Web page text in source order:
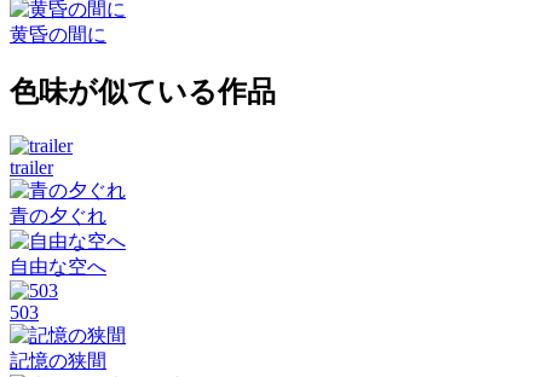
黄昏の間に
色味が似ている作品
trailer
青の夕ぐれ
自由な空へ
503
記憶の狭間